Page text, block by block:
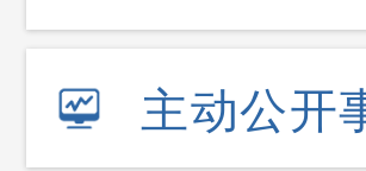
主动公开